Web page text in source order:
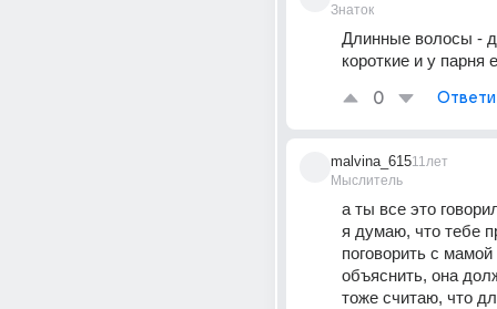
Знаток
Длинные волосы -
короткие и у парня
0
malvina_615
Мыслитель
11лет
а ты все это
я думаю, что тебе
поговорить с мамой
объяснить, она
тоже считаю, что